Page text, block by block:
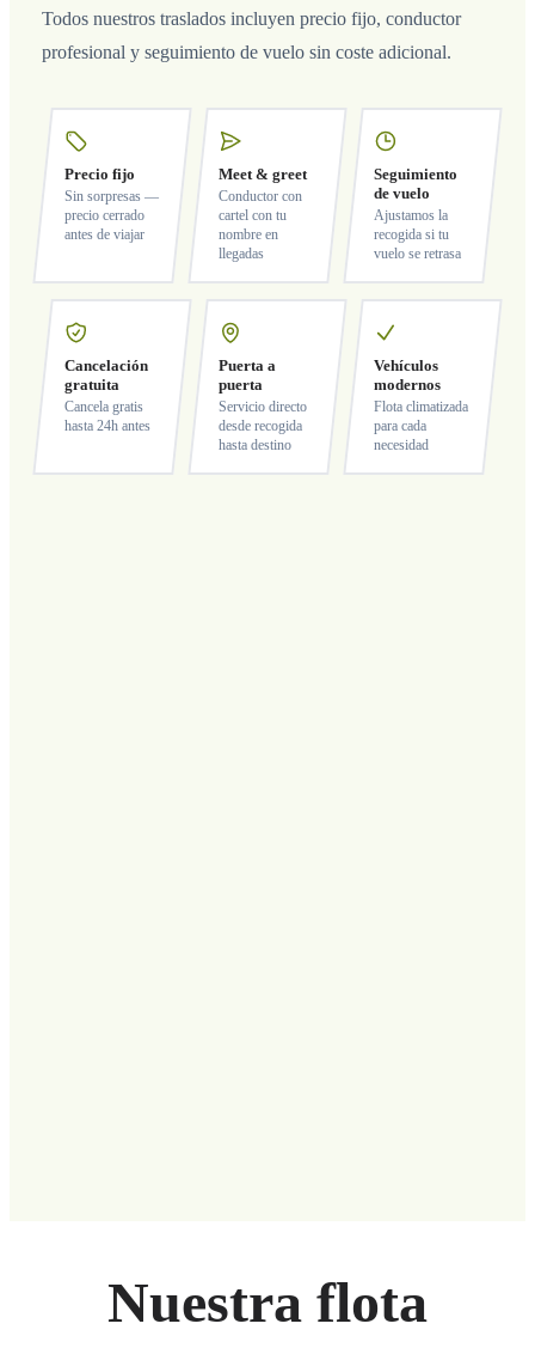
Todos nuestros traslados incluyen precio fijo, conductor
profesional y seguimiento de vuelo sin coste adicional.
Precio fijo
Sin sorpresas —
precio cerrado
antes de viajar
Meet & greet
Conductor con
cartel con tu
nombre en
llegadas
Seguimiento
de vuelo
Ajustamos la
recogida si tu
vuelo se retrasa
Cancelación
gratuita
Cancela gratis
hasta 24h antes
Puerta a
puerta
Servicio directo
desde recogida
hasta destino
Vehículos
modernos
Flota climatizada
para cada
necesidad
Nuestra flota